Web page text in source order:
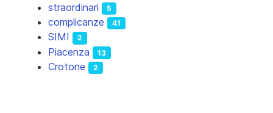
straordinari 5
complicanze 41
SIMI 2
Piacenza 13
Crotone 2